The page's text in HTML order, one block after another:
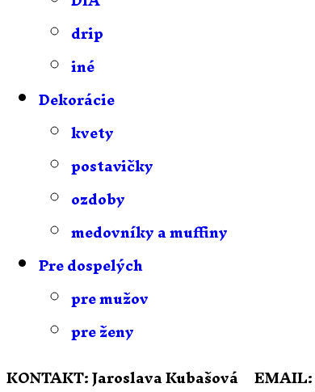
drip
iné
Dekorácie
kvety
postavičky
ozdoby
medovníky a muffiny
Pre dospelých
pre mužov
pre ženy
KONTAKT:Jaroslava Kubašová EMAIL: